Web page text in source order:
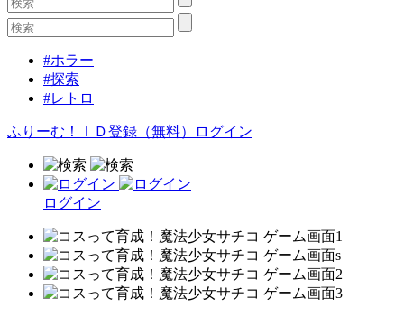
#ホラー
#探索
#レトロ
ふりーむ！ＩＤ登録（無料） ログイン
ログイン